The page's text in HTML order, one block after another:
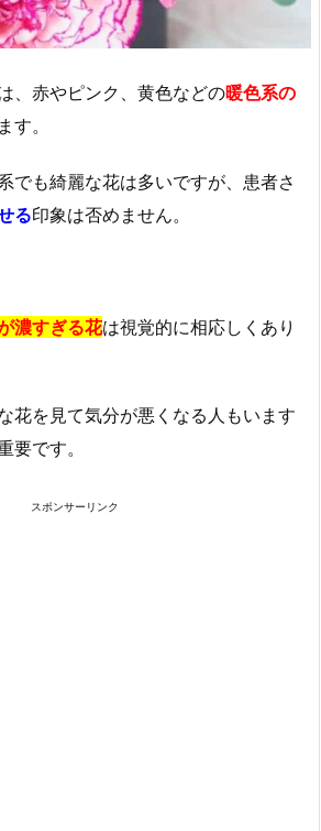
、赤やピンク、黄色などの暖色系の
す。
でも綺麗な花は多いですが、患者さ
る印象は否めません。
濃すぎる花は視覚的に相応しくあり
花を見て気分が悪くなる人もいます
要です。
スポンサーリンク